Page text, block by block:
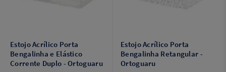
Estojo Acrílico Porta
Bengalinha e Elástico
Corrente Duplo - Ortoguaru
Estojo Acrílico Porta
Bengalinha Retangular -
Ortoguaru